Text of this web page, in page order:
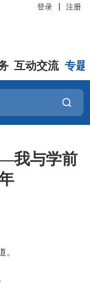
登录 注册
互动交流 专题
我与学前
。